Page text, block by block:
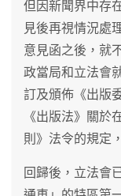
但因新聞界中存
見後再視情況處
意見函之後，就
政當局和立法會
訂及頒佈《出版
《出版法》關於
則》法令的規定
回歸後，立法會